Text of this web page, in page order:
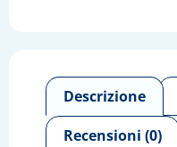
Descrizione
Recensioni (0)